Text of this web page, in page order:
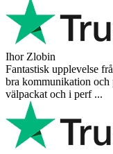
Ihor Zlobin
Fantastisk upplevelse
bra kommunikation
välpackat och i perf ...